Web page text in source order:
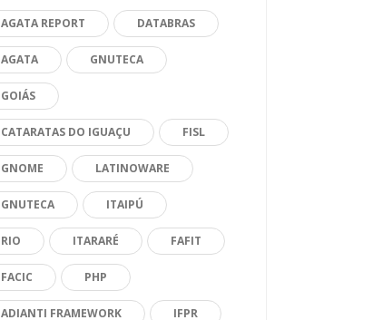
AGATA REPORT DATABRAS
AGATA GNUTECA
GOIÁS
CATARATAS DO IGUAÇU FISL
GNOME LATINOWARE
GNUTECA ITAIPÚ
RIO ITARARÉ FAFIT
FACIC PHP
ADIANTI FRAMEWORK IFPR